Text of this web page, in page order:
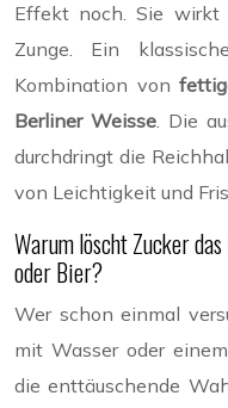
Effekt noch. Sie
Zunge. Ein
Kombination von
Berliner Weisse. Die
durchdringt die
von Leichtigkeit und
Warum löscht Zucker
oder Bier?
Wer schon einmal
mit Wasser oder
die enttäuschende